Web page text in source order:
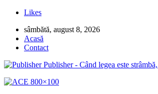
Likes
sâmbătă, august 8, 2026
Acasă
Contact
Publisher - Când legea este